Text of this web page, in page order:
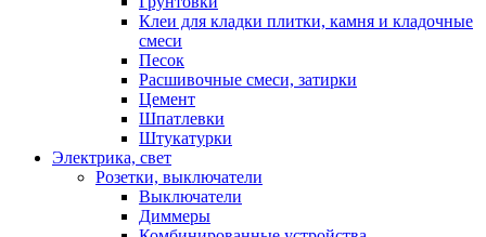
Клеи для кладки плитки, камня и кладочные
смеси
Песок
Расшивочные смеси, затирки
Цемент
Шпатлевки
Штукатурки
Электрика, свет
Розетки, выключатели
Выключатели
Диммеры